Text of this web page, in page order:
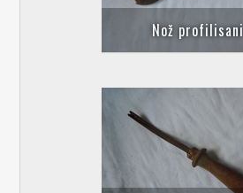
Nož profilisani